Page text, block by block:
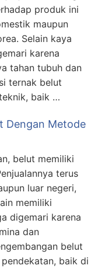
produk ini
maupun
Selain kaya
karena
tahan tubuh dan
ternak belut
baik …
Dengan Metode
belut memiliki
terus
luar negeri,
memiliki
digemari karena
dan
belut
baik di